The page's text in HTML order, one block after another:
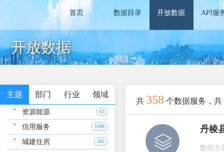
首页 数据目录 开放数据 API服
开放数据
主题 部门 行业 领域
资源能源 63
信用服务 1098
城建住房 395
共 358 个数据服务，共
丹棱
数据主